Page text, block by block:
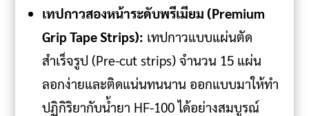
เทปกาวสองหน้าระดับพรีเมียม (Premium
Grip Tape Strips): เทปกาวแบบแผ่นตัด
สำเร็จรูป (Pre-cut strips) จำนวน 15 แผ่น
ลอกง่ายและติดแน่นทนนาน ออกแบบมาให้ทำ
ปฏิกิริยากับน้ำยา HF-100 ได้อย่างสมบูรณ์